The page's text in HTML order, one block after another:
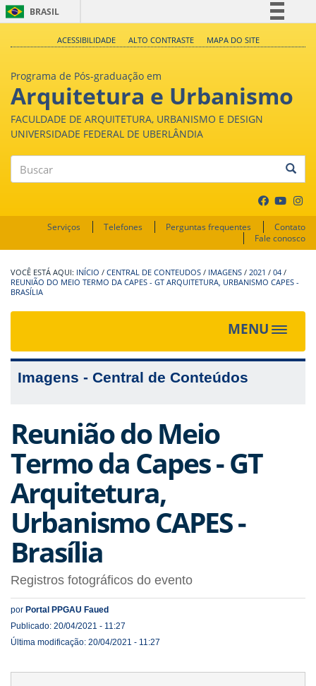
BRASIL
Acesso à informação
Legislação
ACESSIBILIDADE ALTO CONTRASTE MAPA DO SITE
Programa de Pós-graduação em
Arquitetura e Urbanismo
FACULDADE DE ARQUITETURA, URBANISMO E DESIGN
UNIVERSIDADE FEDERAL DE UBERLÂNDIA
Serviços Telefones Perguntas frequentes
Contato
Fale conosco
INÍCIO / CENTRAL DE CONTEUDOS / IMAGENS / 2021 / 04 /
REUNIÃO DO MEIO TERMO DA CAPES - GT ARQUITETURA, URBANISMO CAPES -
BRASÍLIA
MENU
Toggle
Imagens - Central de Conteúdos
Reunião do Meio
Termo da Capes - GT
Arquitetura,
Urbanismo CAPES -
Brasília
Registros fotográficos do evento
por Portal PPGAU Faued
Publicado: 20/04/2021 - 11:27
Última modificação: 20/04/2021 - 11:27